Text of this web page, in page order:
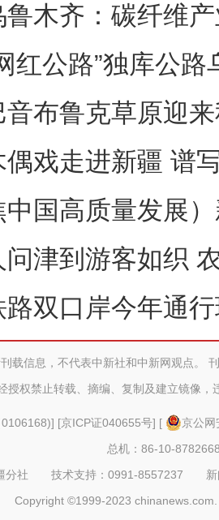
鲁木齐：碳纤维
红公路”独库公
音布鲁克草原迎
偶戏走进新疆 谱
中国高质量发展
问津到游客如织
路双口岸今年通
载信息，不代表中新社和中新网观点。
授权禁止转载、摘编、复制及建立镜像，
] [京ICP证040655号] [
京公
总机：86-10-
疆分社 技术支持：0991-8557237
Copyright ©1999-2023